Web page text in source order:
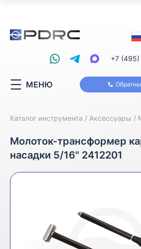
+7 (495)
МЕНЮ
Каталог инструмента Аксессуары
Молоток-трансформер
насадки 5/16" 2412201